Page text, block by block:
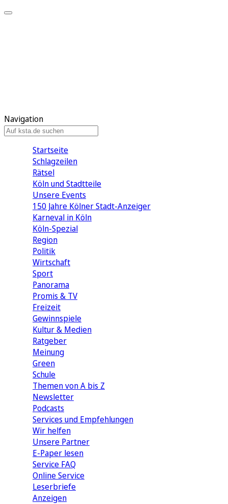
Navigation
Startseite
Schlagzeilen
Rätsel
Köln und Stadtteile
Unsere Events
150 Jahre Kölner Stadt-Anzeiger
Karneval in Köln
Köln-Spezial
Region
Politik
Wirtschaft
Sport
Panorama
Promis & TV
Freizeit
Gewinnspiele
Kultur & Medien
Ratgeber
Meinung
Green
Schule
Themen von A bis Z
Newsletter
Podcasts
Services und Empfehlungen
Wir helfen
Unsere Partner
E-Paper lesen
Service FAQ
Online Service
Leserbriefe
Anzeigen